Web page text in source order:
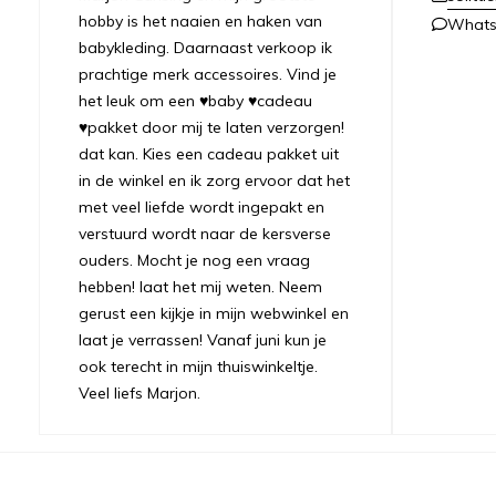
hobby is het naaien en haken van
babykleding. Daarnaast verkoop ik
prachtige merk accessoires. Vind je
het leuk om een ♥baby ♥cadeau
♥pakket door mij te laten verzorgen!
dat kan. Kies een cadeau pakket uit
in de winkel en ik zorg ervoor dat het
met veel liefde wordt ingepakt en
verstuurd wordt naar de kersverse
ouders. Mocht je nog een vraag
hebben! laat het mij weten. Neem
gerust een kijkje in mijn webwinkel en
laat je verrassen! Vanaf juni kun je
ook terecht in mijn thuiswinkeltje.
Veel liefs Marjon.